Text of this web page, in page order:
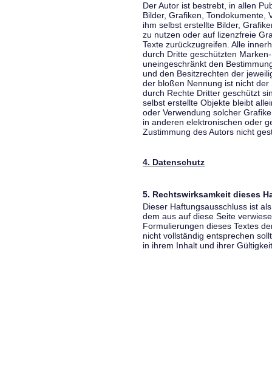
Der Autor ist bestrebt, in allen
Bilder, Grafiken, Tondokumente,
ihm selbst erstellte Bilder,
zu nutzen oder auf lizenzfreie
Texte zurückzugreifen. Alle
durch Dritte geschützten
uneingeschränkt den
und den Besitzrechten der
der bloßen Nennung ist nicht
durch Rechte Dritter geschützt
selbst erstellte Objekte bleibt
oder Verwendung solcher
in anderen elektronischen oder
Zustimmung des Autors nicht
4. Datenschutz
5. Rechtswirksamkeit dieses
Dieser Haftungsausschluss ist
dem aus auf diese Seite
Formulierungen dieses Textes
nicht vollständig entsprechen
in ihrem Inhalt und ihrer